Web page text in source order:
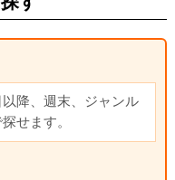
降、週末、ジャンル
せます。